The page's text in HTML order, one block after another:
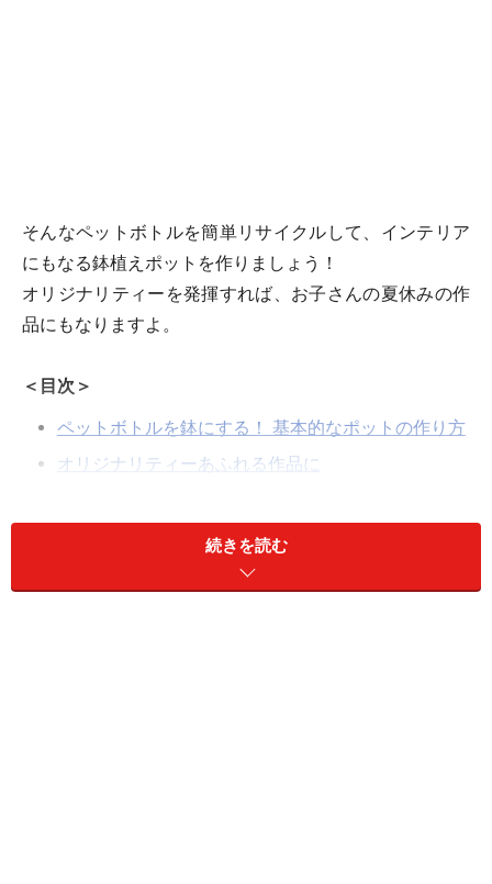
そんなペットボトルを簡単リサイクルして、インテリア
にもなる鉢植えポットを作りましょう！
オリジナリティーを発揮すれば、お子さんの夏休みの作
品にもなりますよ。
＜目次＞
ペットボトルを鉢にする！ 基本的なポットの作り方
オリジナリティーあふれる作品に
続きを読む